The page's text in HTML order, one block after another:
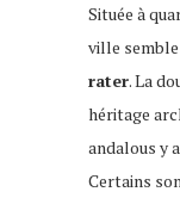
Située à
ville
rater. La
héritage
andalous y
Certains